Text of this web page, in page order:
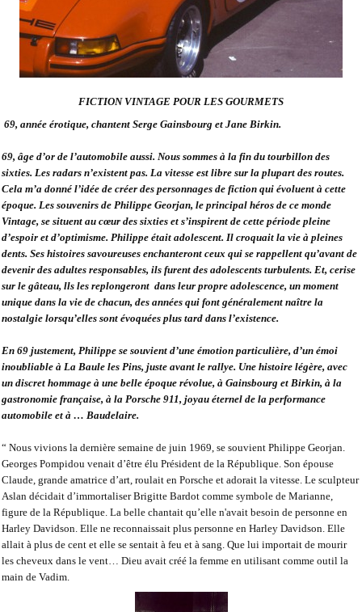
FICTION VINTAGE POUR LES GOURMETS
69, année érotique, chantent Serge Gainsbourg et Jane Birkin.
69, âge d’or de l’automobile aussi. Nous sommes à la fin du tourbillon des
sixties. Les radars n’existent pas. La vitesse est libre sur la plupart des routes.
Cela m’a donné l’idée de créer des personnages de fiction qui évoluent à cette
époque. Les souvenirs de Philippe Georjan, le principal héros de ce monde
Vintage, se situent au cœur des sixties et s’inspirent de cette période pleine
d’espoir et d’optimisme. Philippe était adolescent. Il croquait la vie à pleines
dents. Ses histoires savoureuses enchanteront ceux qui se rappellent qu’avant de
devenir des adultes responsables, ils furent des adolescents turbulents. Et, cerise
sur le gâteau, lls les replongeront dans leur propre adolescence, un moment
unique dans la vie de chacun, des années qui font généralement naître la
nostalgie lorsqu’elles sont évoquées plus tard dans l’existence.
En 69 justement, Philippe se souvient d’une émotion particulière, d’un émoi
inoubliable à La Baule les Pins, juste avant le rallye. Une histoire légère, avec
un discret hommage à une belle époque révolue, à Gainsbourg et Birkin, à la
gastronomie française, à la Porsche 911, joyau éternel de la performance
automobile et à … Baudelaire.
“ Nous vivions la dernière semaine de juin 1969, se souvient Philippe Georjan.
Georges Pompidou venait d’être élu Président de la République. Son épouse
Claude, grande amatrice d’art, roulait en Porsche et adorait la vitesse. Le sculpteur
Aslan décidait d’immortaliser Brigitte Bardot comme symbole de Marianne,
figure de la République. La belle chantait qu’elle n'avait besoin de personne en
Harley Davidson. Elle ne reconnaissait plus personne en Harley Davidson. Elle
allait à plus de cent et elle se sentait à feu et à sang. Que lui importait de mourir
les cheveux dans le vent… Dieu avait créé la femme en utilisant comme outil la
main de Vadim.